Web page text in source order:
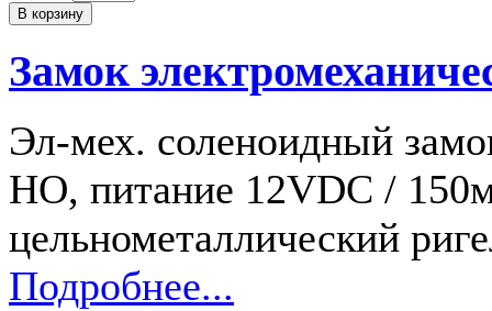
Замок
Эл-мех. соленоидный
НО, питание 12VDC /
цельнометаллический
Подробнее...